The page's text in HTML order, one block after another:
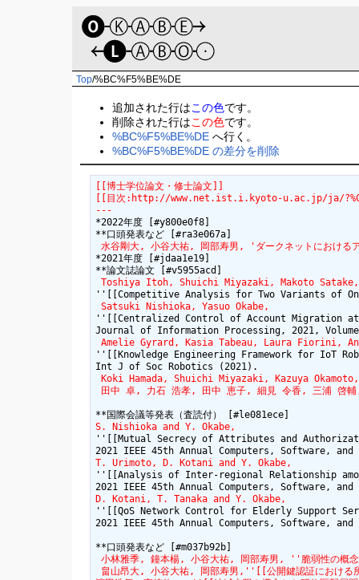
Top/%BC%F5%BE%DE
追加された行はこの色です。
削除された行はこの色です。
%BC%F5%BE%DE へ行く。
%BC%F5%BE%DE の差分を削除
[[博士学位論文・修士論文]]
[[目次:http://www.net.ist.i.kyoto-u.ac.jp/ja/
---
*2022年度 [#y800e0f8]
水谷剛大, 小谷大祐, 岡部寿男, 'ダークネットにお
*2021年度 [#jdaa1e19]
Toshiya Itoh, Shuichi Miyazaki, Makoto Satake,
Satsuki Nishioka, Yasuo Okabe,
''[[Centralized Control of Account Migration
Amelie Gyrard, Kasia Tabeau, Laura Fiorini,
''[[Knowledge Engineering Framework for IoT
Koki Hamada, Shuichi Miyazaki, Kazuya
田中 卓, 力石 浩孝, 田中 恵子, 細見 令香, 三浦 啓
S. Nishioka and Y. Okabe,
''[[Mutual Secrecy of Attributes and
T. Urimoto, D. Kotani and Y. Okabe,
''[[Analysis of Inter-regional Relationship
D. Kotani, T. Tanaka and Y. Okabe,
''[[QoS Network Control for Elderly Support
2021 IEEE 45th Annual Computers, Software, and
小林雅季, 鐘本楊, 小谷大祐, 岡部寿男, ''脆弱性の概念
畠山昂大, 小谷大祐, 岡部寿男,''[[公開鍵認証におけ